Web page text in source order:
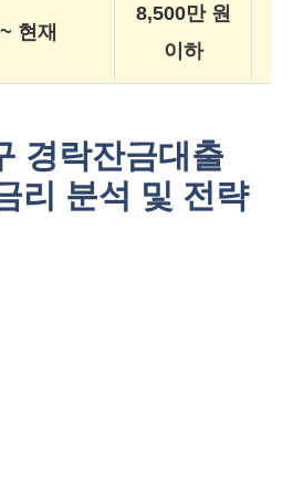
현재
8,500만 원
이하
경락잔금대출
리 분석 및 전략